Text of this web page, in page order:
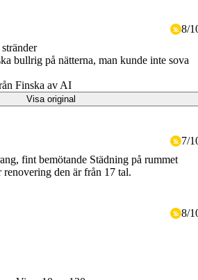
8/
bullrig på nätterna, man kunde inte sova
Finska av AI
Visa original
7/
fint bemötande Städning på rummet
den är från 17 tal.
8/